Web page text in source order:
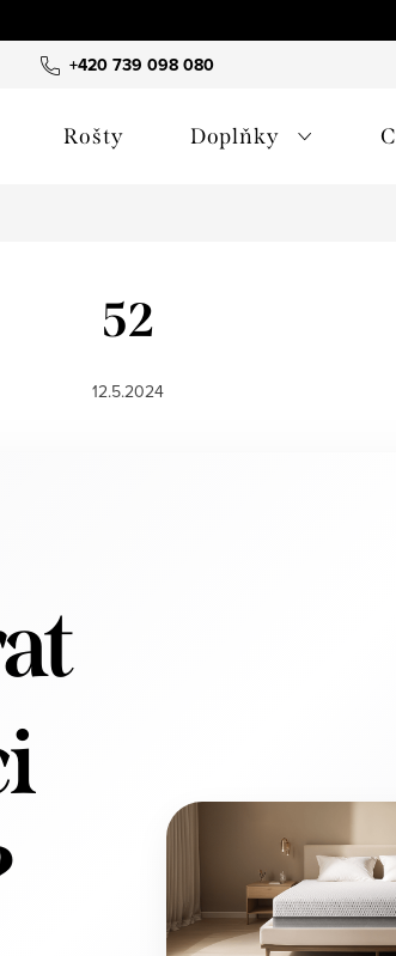
+420 739 098 080
B2B spolupráce - hotely & designéři
Rošty Doplňky
52
12.5.2024